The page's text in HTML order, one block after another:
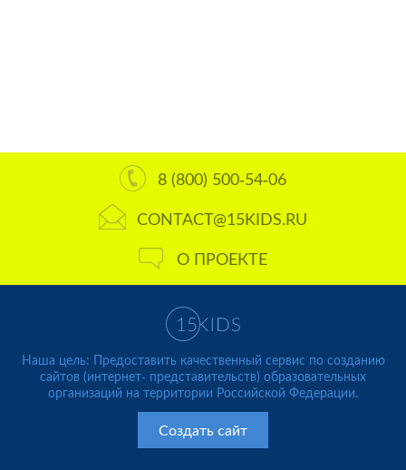
8 (800) 500-54-06
CONTACT@15KIDS.RU
О ПРОЕКТЕ
Наша цель: Предоставить качественный сервис по созданию
сайтов (интернет- представительств) образовательных
организаций на территории Российской Федерации.
Создать сайт